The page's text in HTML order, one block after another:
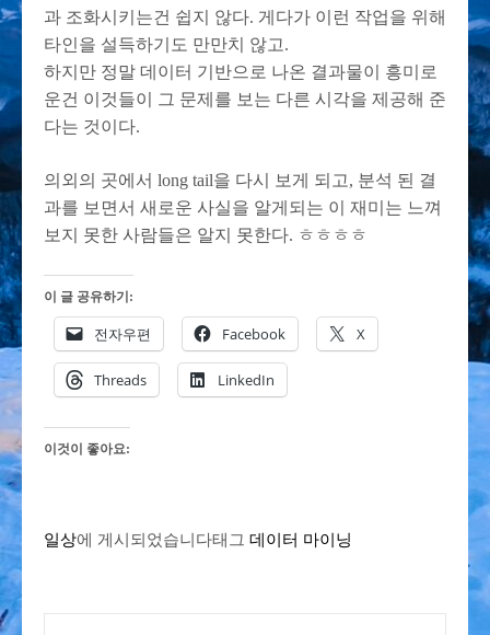
과 조화시키는건 쉽지 않다. 게다가 이런 작업을 위해
타인을 설득하기도 만만치 않고.
하지만 정말 데이터 기반으로 나온 결과물이 흥미로
운건 이것들이 그 문제를 보는 다른 시각을 제공해 준
다는 것이다.
의외의 곳에서 long tail을 다시 보게 되고, 분석 된 결
과를 보면서 새로운 사실을 알게되는 이 재미는 느껴
보지 못한 사람들은 알지 못한다. ㅎㅎㅎㅎ
이 글 공유하기:
전자우편 Facebook X
Threads LinkedIn
이것이 좋아요:
일상에 게시되었습니다태그 데이터 마이닝